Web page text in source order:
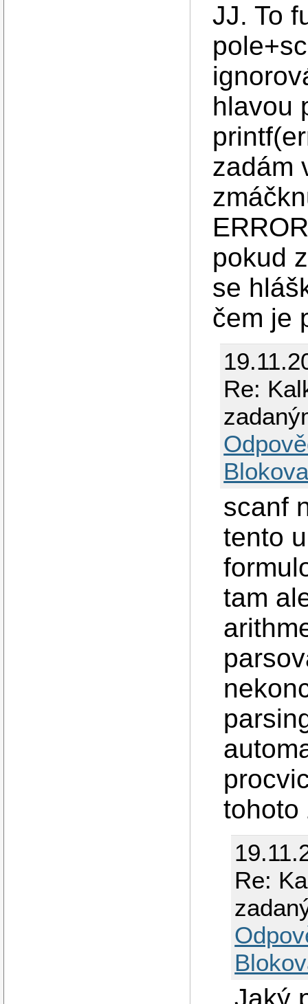
JJ. To
hlavou
zadám
pokud
se
čem je
Re:
scanf
tento
tam
tohoto
Re: